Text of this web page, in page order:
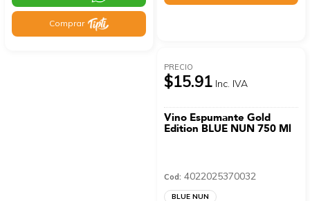
Comprar
PRECIO
$15.91 Inc. IVA
Vino Espumante Gold
Edition BLUE NUN 750 Ml
Cod: 4022025370032
BLUE NUN